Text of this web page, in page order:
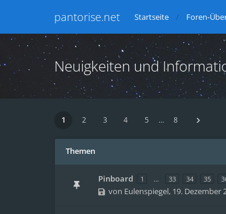
pantorise.net Startseite Foren-
Neuigkeiten und
1 2 3 4 5 … 8
Themen
Pinboard 1 … 33 34 35
von Eulenspiegel, 19. Dezember